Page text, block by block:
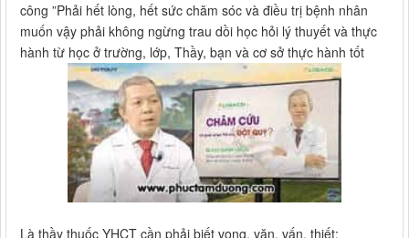
công ”Phải hết lòng, hết sức chăm sóc và điều trị bệnh nhân
muốn vậy phải không ngừng trau dồi học hỏi lý thuyết và thực
hành từ học ở trường, lớp, Thầy, bạn và cơ sở thực hành tốt
Là thầy thuốc YHCT cần phải biết vọng, văn, vấn, thiết: